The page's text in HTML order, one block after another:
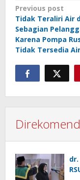
Post
Previous post
Tidak Teraliri Air
Sebagian
Karena Pompa
Tidak Tersedia Air